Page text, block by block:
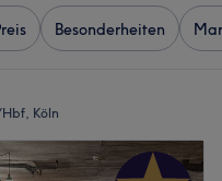
Besonderheiten
Köln